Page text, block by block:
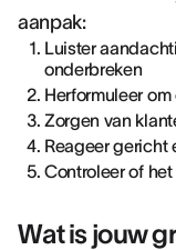
aanpak:
Luister
onderbreken
Herformuleer
Zorgen van
Reageer gericht
Controleer of
Wat is jouw